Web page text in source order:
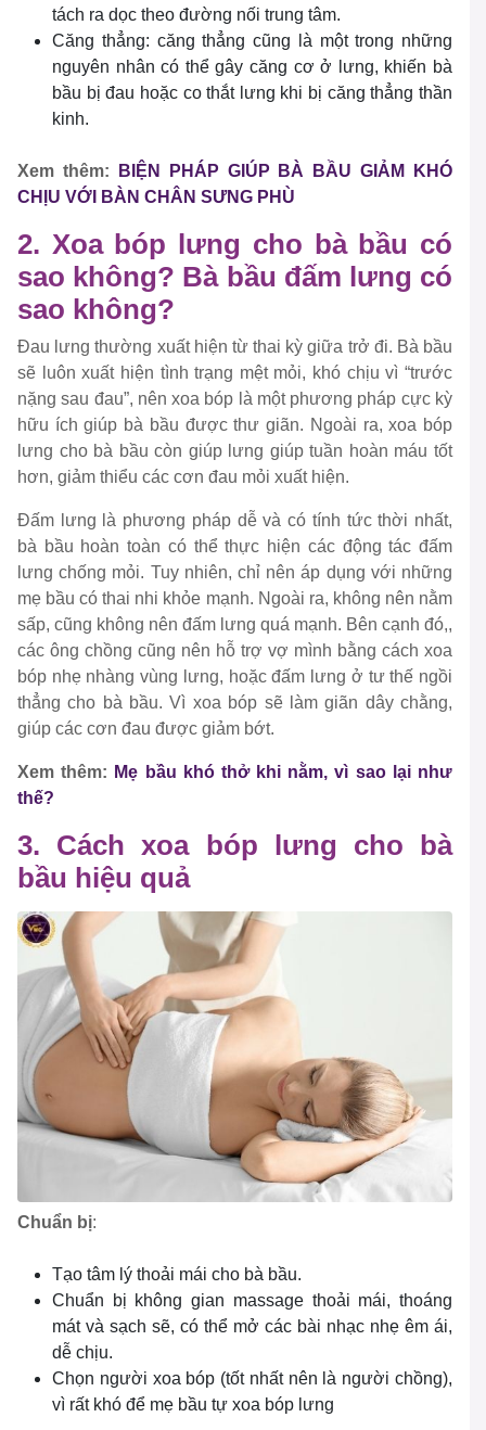
tách ra dọc theo đường nối trung tâm.
Căng thẳng: căng thẳng cũng là một trong những
nguyên nhân có thể gây căng cơ ở lưng, khiến bà
bầu bị đau hoặc co thắt lưng khi bị căng thẳng thần
kinh.
Xem thêm:
BIỆN PHÁP GIÚP BÀ BẦU GIẢM KHÓ
CHỊU VỚI BÀN CHÂN SƯNG PHÙ
2. Xoa bóp lưng cho bà bầu có
sao không? Bà bầu đấm lưng có
sao không?
Đau lưng thường xuất hiện từ thai kỳ giữa trở đi. Bà bầu
sẽ luôn xuất hiện tình trạng mệt mỏi, khó chịu vì “trước
nặng sau đau”, nên xoa bóp là một phương pháp cực kỳ
hữu ích giúp bà bầu được thư giãn. Ngoài ra, xoa bóp
lưng cho bà bầu còn giúp lưng giúp tuần hoàn máu tốt
hơn, giảm thiểu các cơn đau mỏi xuất hiện.
Đấm lưng là phương pháp dễ và có tính tức thời nhất,
bà bầu hoàn toàn có thể thực hiện các động tác đấm
lưng chống mỏi. Tuy nhiên, chỉ nên áp dụng với những
mẹ bầu có thai nhi khỏe mạnh. Ngoài ra, không nên nằm
sấp, cũng không nên đấm lưng quá mạnh. Bên cạnh đó,,
các ông chồng cũng nên hỗ trợ vợ mình bằng cách xoa
bóp nhẹ nhàng vùng lưng, hoặc đấm lưng ở tư thế ngồi
thẳng cho bà bầu. Vì xoa bóp sẽ làm giãn dây chằng,
giúp các cơn đau được giảm bớt.
Xem thêm: Mẹ bầu khó thở khi nằm, vì sao lại như
thế?
3. Cách xoa bóp lưng cho bà
bầu hiệu quả
Chuẩn bị:
Tạo tâm lý thoải mái cho bà bầu.
Chuẩn bị không gian massage thoải mái, thoáng
mát và sạch sẽ, có thể mở các bài nhạc nhẹ êm ái,
dễ chịu.
Chọn người xoa bóp (tốt nhất nên là người chồng),
vì rất khó để mẹ bầu tự xoa bóp lưng